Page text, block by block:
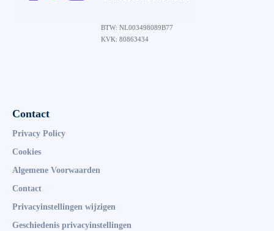
BTW: NL003498089B77
KVK: 80863434
Contact
Privacy Policy
Cookies
Algemene Voorwaarden
Contact
Privacyinstellingen wijzigen
Geschiedenis privacyinstellingen